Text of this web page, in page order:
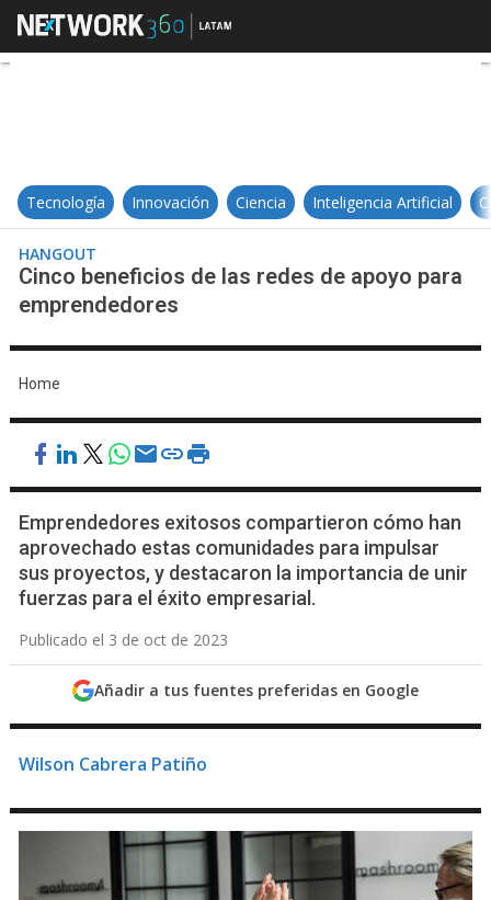
Cinco beneficios de las redes de
Tecnología Innovación Ciencia Inteligencia Artificial
HANGOUT
Cinco beneficios de las redes de apoyo para
emprendedores
Home
Emprendedores exitosos compartieron cómo han
aprovechado estas comunidades para impulsar
sus proyectos, y destacaron la importancia de unir
fuerzas para el éxito empresarial.
Publicado el 3 de oct de 2023
Añadir a tus fuentes preferidas en Google
Wilson Cabrera Patiño